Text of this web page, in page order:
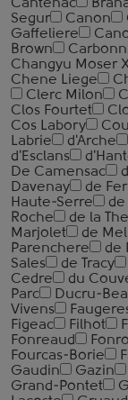
Cantenac
Segur
Canon
Gaffeliere
Brown
Changyu Moser
Chene Liege
Clerc Milon
Clos Fourtet
Cos Labory
Labrie
d'Arche
d'Esclans
De Camensac
Davenay
de
Haute-Serre
Roche
de la
Marjolet
de
Parenchere
de
Sales
de Tracy
Cedre
du
Parc
Ducru-
Vivens
Figeac
Filhot
Fonreaud
Fourcas-Borie
Gaudin
Gazin
Grand-Pontet